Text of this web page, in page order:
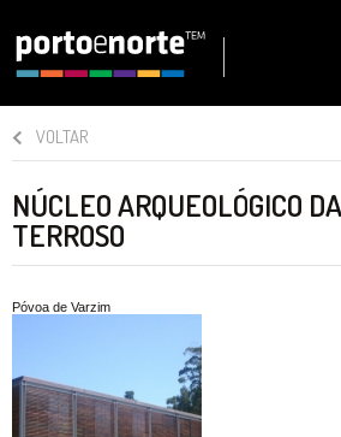
VOLTAR
NÚCLEO ARQUEOLÓGICO
TERROSO
Póvoa de Varzim